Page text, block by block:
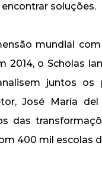
soluções.
mundial
2014, o Scholas
juntos os
José María
das
400 mil escolas